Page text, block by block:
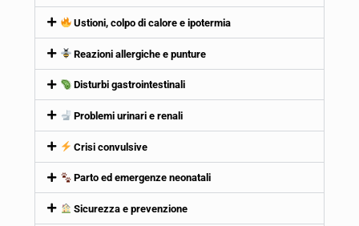
Ustioni, colpo di calore e ipotermia
Reazioni allergiche e punture
Disturbi gastrointestinali
Problemi urinari e renali
Crisi convulsive
Parto ed emergenze neonatali
Sicurezza e prevenzione